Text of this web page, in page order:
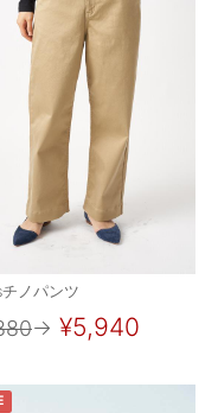
ノパンツ
→ ¥5,940